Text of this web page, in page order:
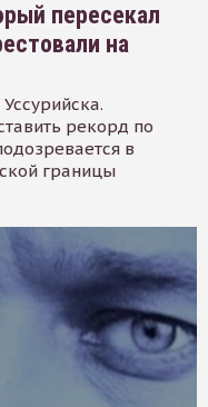
пересекал
на
рекорд по
в
границы